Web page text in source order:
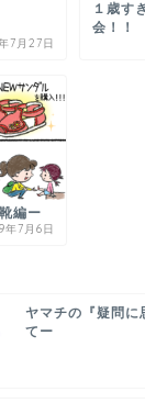
7月27日
１歳す
会！！
編ー
年7月6日
ヤマチの『疑問に
てー